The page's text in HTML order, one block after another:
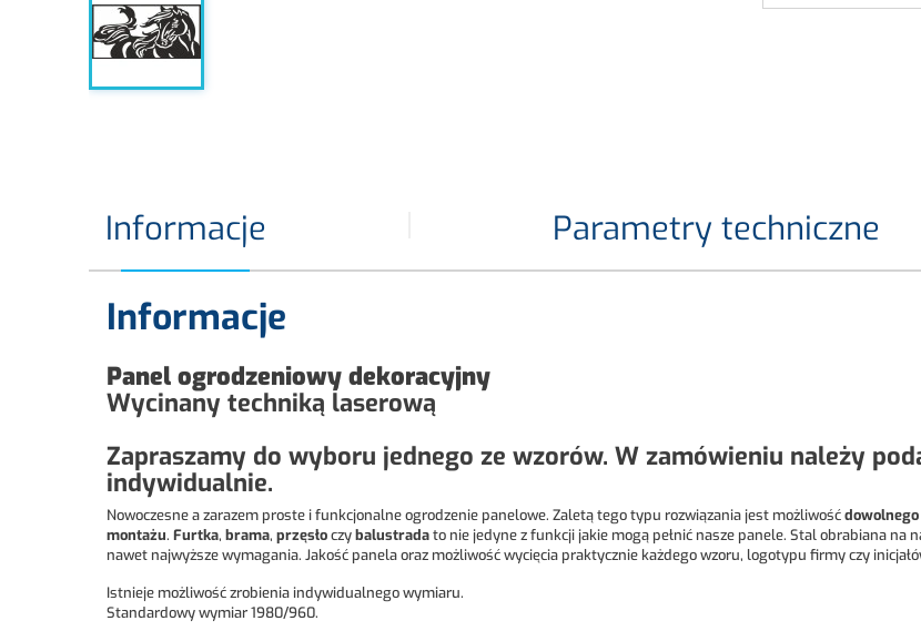
Informacje Parametry techniczne
Informacje
Panel ogrodzeniowy dekoracyjny
Wycinany techniką laserową
Zapraszamy do wyboru jednego ze wzorów. W zamówieniu należy
indywidualnie.
Nowoczesne a zarazem proste i funkcjonalne ogrodzenie panelowe. Zaletą tego typu rozwiązania jest możliwość
montażu. Furtka, brama, przęsłoczybalustradato nie jedyne z funkcji jakie mogą pełnić nasze panele. Stal obrabiana na
nawet najwyższe wymagania. Jakość panela oraz możliwość wycięcia praktycznie każdego wzoru, logotypu firmy czy
Istnieje możliwość zrobienia indywidualnego wymiaru.
Standardowy wymiar 1980/960.